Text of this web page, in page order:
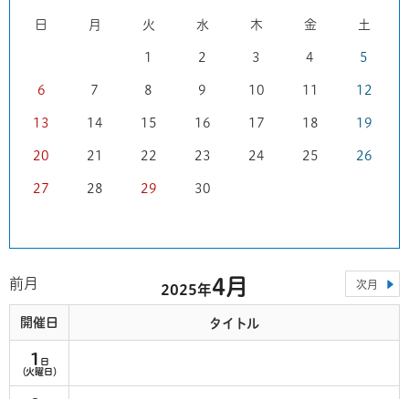
日 月 火 水 木 金 土
1 2 3 4 5
6 7 8 9 10 11 12
13 14 15 16 17 18 19
20 21 22 23 24 25 26
27 28 29 30
前月 2025年4月 次月
開催日 タイトル
1 日
（火曜日）